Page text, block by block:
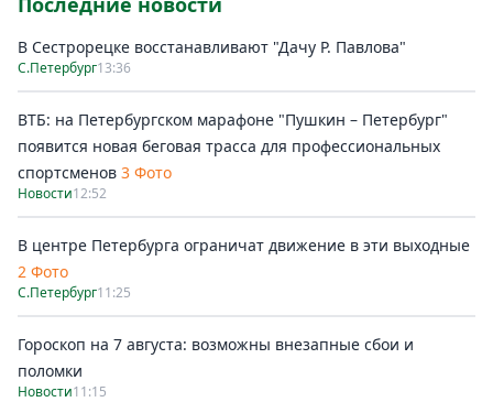
В Сестрорецке восстанавливают "Дачу Р. Павлова"
С.Петербург13:36
ВТБ: на Петербургском марафоне "Пушкин – Петербург"
появится новая беговая трасса для профессиональных
спортсменов 3 Фото
Новости12:52
В центре Петербурга ограничат движение в эти выходные
2 Фото
С.Петербург11:25
Гороскоп на 7 августа: возможны внезапные сбои и
поломки
Новости11:15